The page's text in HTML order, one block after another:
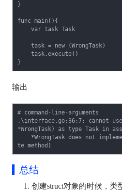
}
func main(){
}
输出
# command-line-arguments
.\interface.go:36:7: cannot use
*WrongTask) as type Task in
总结
创建struct对象的时候，类